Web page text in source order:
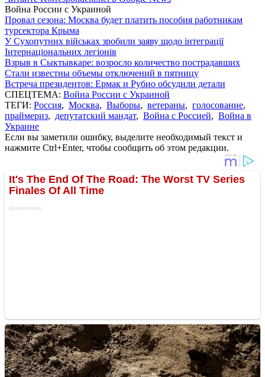
Война России с Украиной
Провал сезона: Москва будет платить пособия работникам
турсектора Крыма
У Сухопутних військах зробили заяву щодо інтеграції
Інтернаціональних легіонів
Взрыв в Сыктывкаре: возросло количество пострадавших
Стали известны объемы отключений в пятницу
Встреча президентов: Ермак и Рубио обсудили детали
СПЕЦТЕМА: Война России с Украиной
ТЕГИ: Россия, Москва, Выборы, ветераны, голосование,
праймериз, депутатский мандат, Война с Россией, Война в
Украине
Если вы заметили ошибку, выделите необходимый текст и
нажмите Ctrl+Enter, чтобы сообщить об этом редакции.